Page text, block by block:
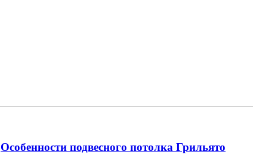
Особенности подвесного потолка Грильято